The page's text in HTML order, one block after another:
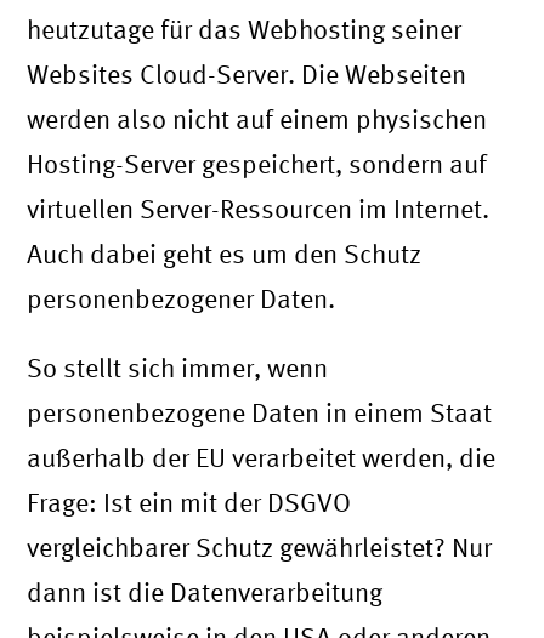
heutzutage für das Webhosting seiner
Websites Cloud-Server. Die Webseiten
werden also nicht auf einem physischen
Hosting-Server gespeichert, sondern auf
virtuellen Server-Ressourcen im Internet.
Auch dabei geht es um den Schutz
personenbezogener Daten.
So stellt sich immer, wenn
personenbezogene Daten in einem Staat
außerhalb der EU verarbeitet werden, die
Frage: Ist ein mit der DSGVO
vergleichbarer Schutz gewährleistet? Nur
dann ist die Datenverarbeitung